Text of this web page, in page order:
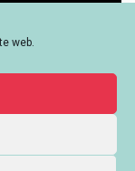
web.